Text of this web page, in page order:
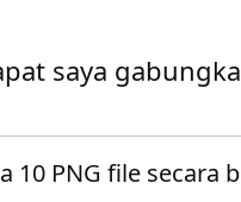
saya
PNG file secara